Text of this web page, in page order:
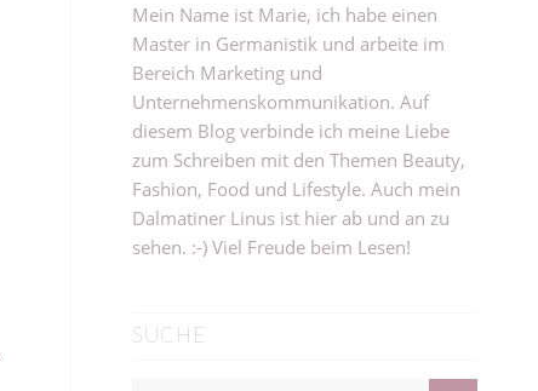
Mein Name ist Marie, ich habe einen
Master in Germanistik und arbeite im
Bereich Marketing und
Unternehmenskommunikation. Auf
diesem Blog verbinde ich meine Liebe
zum Schreiben mit den Themen Beauty,
Fashion, Food und Lifestyle. Auch mein
Dalmatiner Linus ist hier ab und an zu
sehen. :-) Viel Freude beim Lesen!
SUCHE